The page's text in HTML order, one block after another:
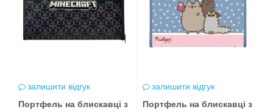
залишити відгук
Портфель на блискавці з
залишити відгук
Портфель на блискавці з